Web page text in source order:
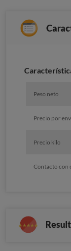
Peso neto
Precio por
Precio kilo
Contacto con